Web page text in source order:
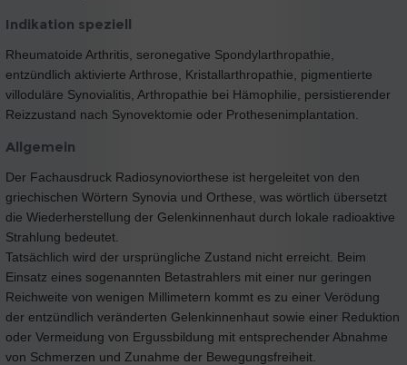
Indikation speziell
Rheumatoide Arthritis, seronegative Spondylarthropathie,
entzündlich aktivierte Arthrose, Kristallarthropathie, pigmentierte
villoduläre Synovialitis, Arthropathie bei Hämophilie, persistierender
Reizzustand nach Synovektomie oder Prothesenimplantation.
Allgemein
Der Fachausdruck Radiosynoviorthese ist hergeleitet von den
griechischen Wörtern Synovia und Orthese, was wörtlich übersetzt
die Wiederherstellung der Gelenkinnenhaut durch lokale radioaktive
Strahlung bedeutet.
Tatsächlich wird der ursprüngliche Zustand nicht erreicht. Beim
Einsatz eines sogenannten Betastrahlers mit einer nur geringen
Reichweite von wenigen Millimetern kommt es zu einer Verödung
der entzündlich veränderten Gelenkinnenhaut sowie einer Reduktion
oder Vermeidung von Ergussbildung mit entsprechender Abnahme
von Schmerzen und Zunahme der Bewegungsfreiheit.